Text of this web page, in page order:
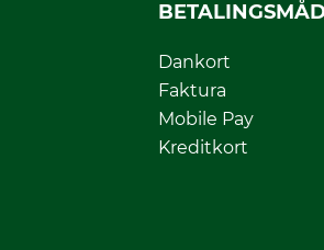
Dankort
Faktura
Mobile Pay
Kreditkort